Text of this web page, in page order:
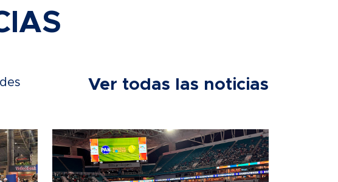
Ver todas las noticias